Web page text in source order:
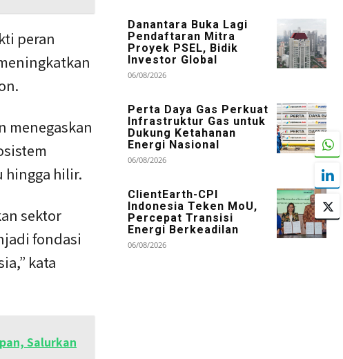
peran
menegaskan
hingga hilir.
sektor
fondasi
kata
Salurkan
Danantara Buka Lagi
Pendaftaran Mitra
Proyek PSEL, Bidik
Investor Global
06/08/2026
Perta Daya Gas Perkuat
Infrastruktur Gas untuk
Dukung Ketahanan
Energi Nasional
06/08/2026
ClientEarth-CPI
Indonesia Teken MoU,
Percepat Transisi
Energi Berkeadilan
06/08/2026